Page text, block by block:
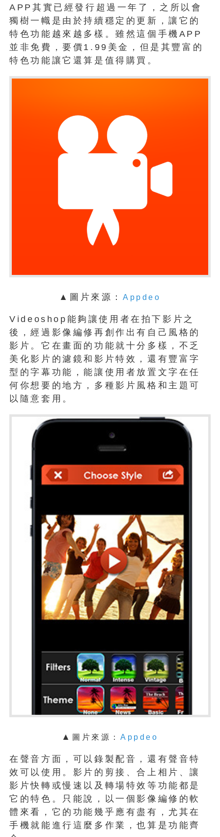
APP其實已經發行超過一年了，之所以會
獨樹一幟是由於持續穩定的更新，讓它的
特色功能越來越多樣。雖然這個手機APP
並非免費，要價1.99美金，但是其豐富的
特色功能讓它還算是值得購買。
▲圖片來源： Appdeo
Videoshop能夠讓使用者在拍下影片之
後，經過影像編修再創作出有自己風格的
影片。它在畫面的功能就十分多樣，不乏
美化影片的濾鏡和影片特效，還有豐富字
型的字幕功能，能讓使用者放置文字在任
何你想要的地方，多種影片風格和主題可
以隨意套用。
▲ 圖片來源： Appdeo
在聲音方面，可以錄製配音，還有聲音特
效可以使用。影片的剪接、合上相片、讓
影片快轉或慢速以及轉場特效等功能都是
它的特色。只能說，以一個影像編修的軟
體來看，它的功能幾乎應有盡有，尤其在
手機就能進行這麼多作業，也算是功能齊